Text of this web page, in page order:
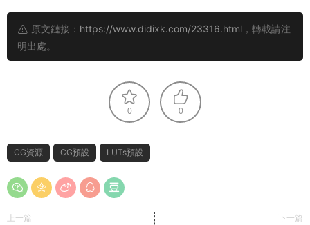
原文鏈接： https://www.didixk.com/23316.html ，轉載請注
明出處。
0 0
CG資源 CG預設 LUTs預設
上一篇 下一篇